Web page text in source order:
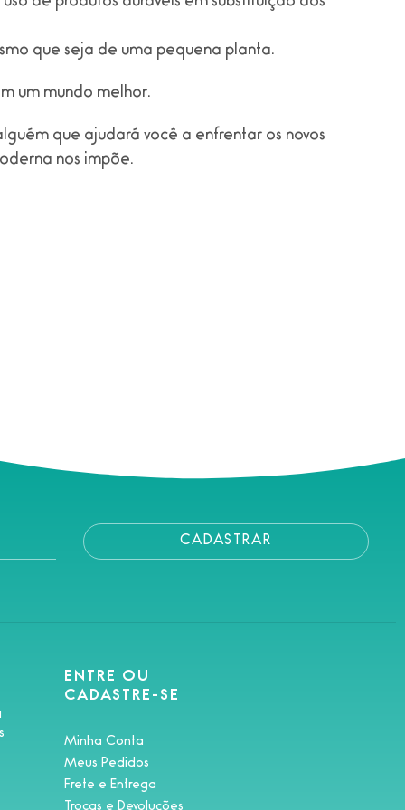
que seja de uma pequena planta.
um mundo melhor.
que ajudará você a enfrentar os novos
nos impõe.
CADASTRAR
ENTRE OU
CADASTRE-SE
Minha Conta
Meus Pedidos
Frete e Entrega